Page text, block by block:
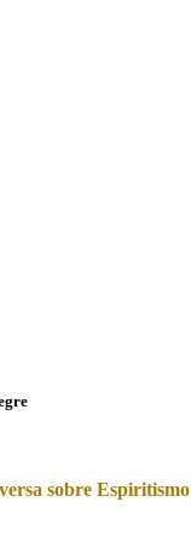
sobre Espiritismo